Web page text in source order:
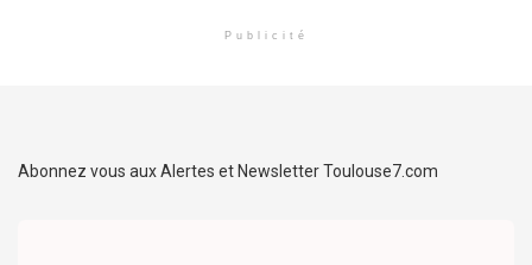
Publicité
Abonnez vous aux Alertes et Newsletter Toulouse7.com